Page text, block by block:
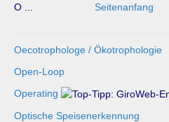
O ... Seitenanfang
Oecotrophologe / Ökotrophologie
Open-Loop
Operating
Optische Speisenerkennung